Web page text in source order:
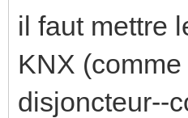
il faut mettre
KNX
disjoncteur--